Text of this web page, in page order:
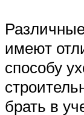
имеют
способу
брать в